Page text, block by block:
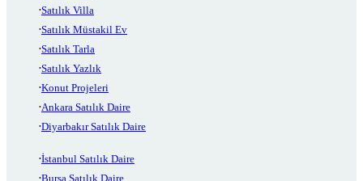
Satılık Villa
Satılık Müstakil Ev
Satılık Tarla
Satılık Yazlık
Konut Projeleri
Ankara Satılık Daire
Diyarbakır Satılık Daire
İstanbul Satılık Daire
Bursa Satılık Daire